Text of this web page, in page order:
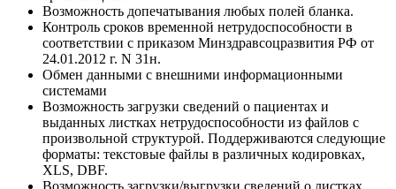
Возможность допечатывания любых полей бланка.
Контроль сроков временной нетрудоспособности в
соответствии с приказом Минздравсоцразвития РФ от
24.01.2012 г. N 31н.
Обмен данными с внешними информационными
системами
Возможность загрузки сведений о пациентах и
выданных листках нетрудоспособности из файлов с
произвольной структурой. Поддерживаются следующие
форматы: текстовые файлы в различных кодировках,
XLS, DBF.
Возможность загрузки/выгрузки сведений о листках